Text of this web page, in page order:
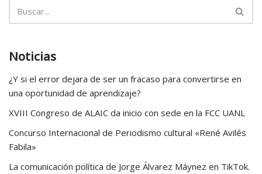
Noticias
¿Y si el error dejara de ser un fracaso para convertirse en
una oportunidad de aprendizaje?
XVIII Congreso de ALAIC da inicio con sede en la FCC UANL
Concurso Internacional de Periodismo cultural «René Avilés
Fabila»
La comunicación política de Jorge Álvarez Máynez en TikTok.